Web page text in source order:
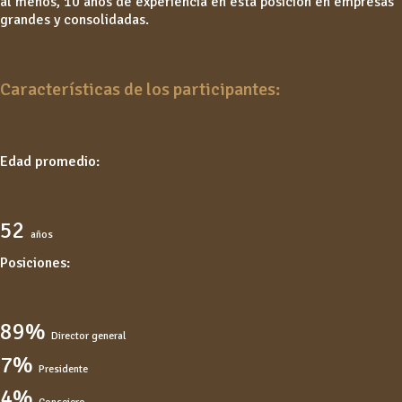
grandes y consolidadas.
Características de los participantes:
Edad promedio:
52 años
Posiciones:
89% Director general
7% Presidente